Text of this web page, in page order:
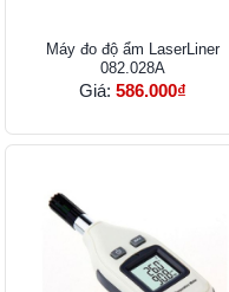
Máy đo độ ẩm LaserLiner
082.028A
Giá: 586.000₫